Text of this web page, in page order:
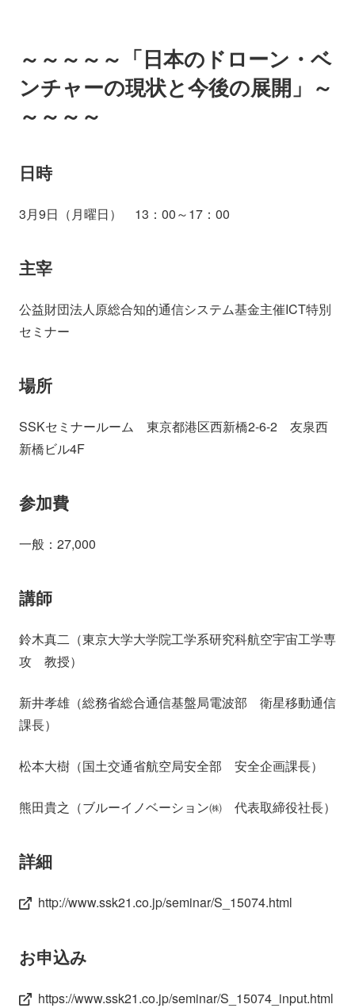
～～～～～「日本のドローン・ベ
ンチャーの現状と今後の展開」～
～～～～
日時
3月9日（月曜日） 13：00～17：00
主宰
公益財団法人原総合知的通信システム基金主催ICT特別
セミナー
場所
SSKセミナールーム 東京都港区西新橋2-6-2 友泉西
新橋ビル4F
参加費
一般：27,000
講師
鈴木真二（東京大学大学院工学系研究科航空宇宙工学専
攻 教授）
新井孝雄（総務省総合通信基盤局電波部 衛星移動通信
課長）
松本大樹（国土交通省航空局安全部 安全企画課長）
熊田貴之（ブルーイノベーション㈱ 代表取締役社長）
詳細
http://www.ssk21.co.jp/seminar/S_15074.html
お申込み
https://www.ssk21.co.jp/seminar/S_15074_input.html